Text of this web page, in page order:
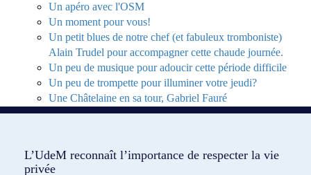
Un apéro avec l'OSM
Un moment pour vous!
Un petit blues de notre chef (et fabuleux tromboniste)
Alain Trudel pour accompagner cette chaude journée.
Un peu de musique pour adoucir cette période difficile
Un peu de trompette pour illuminer votre jeudi?
Une Châtelaine en sa tour, Gabriel Fauré
Une sonate de Bach à la flûte
L’UdeM reconnaît l’importance de respecter la vie
privée